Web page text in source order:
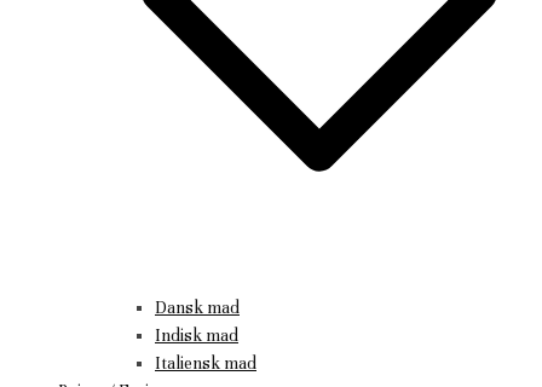
Dansk mad
Indisk mad
Italiensk mad